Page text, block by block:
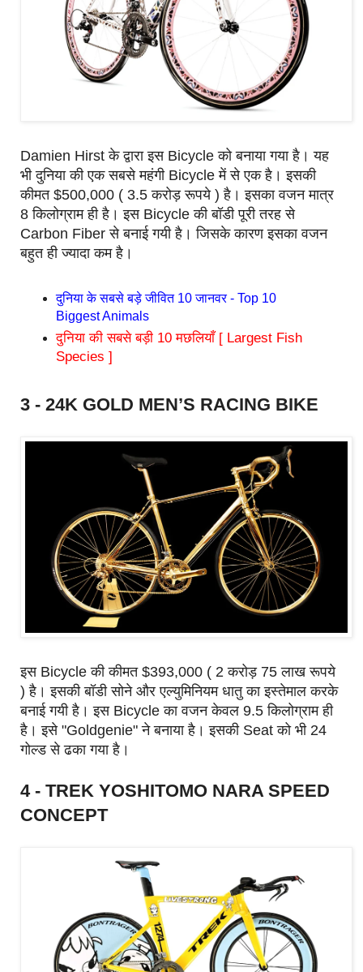
Damien Hirst के द्वारा इस Bicycle को बनाया गया है। यह
भी दुनिया की एक सबसे महंगी Bicycle में से एक है। इसकी
कीमत $500,000 ( 3.5 करोड़ रूपये ) है। इसका वजन मात्र
8 किलोग्राम ही है। इस Bicycle की बॉडी पूरी तरह से
Carbon Fiber से बनाई गयी है। जिसके कारण इसका वजन
बहुत ही ज्यादा कम है।
दुनिया के सबसे बड़े जीवित 10 जानवर - Top 10
Biggest Animals
दुनिया की सबसे बड़ी 10 मछलियाँ [ Largest Fish
Species ]
3 - 24K GOLD MEN’S RACING BIKE
इस Bicycle की कीमत $393,000 ( 2 करोड़ 75 लाख रूपये
) है। इसकी बॉडी सोने और एल्युमिनियम धातु का इस्तेमाल करके
बनाई गयी है। इस Bicycle का वजन केवल 9.5 किलोग्राम ही
है। इसे "Goldgenie" ने बनाया है। इसकी Seat को भी 24
गोल्ड से ढका गया है।
4 - TREK YOSHITOMO NARA SPEED
CONCEPT